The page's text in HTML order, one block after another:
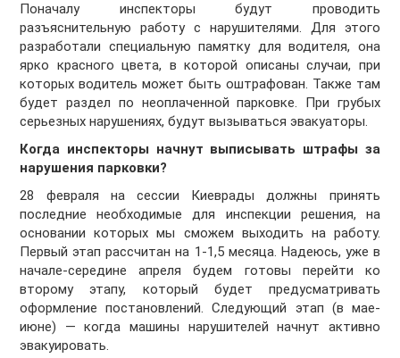
Поначалу инспекторы будут проводить
разъяснительную работу с нарушителями. Для этого
разработали специальную памятку для водителя, она
ярко красного цвета, в которой описаны случаи, при
которых водитель может быть оштрафован. Также там
будет раздел по неоплаченной парковке. При грубых
серьезных нарушениях, будут вызываться эвакуаторы.
Когда инспекторы начнут выписывать штрафы за
нарушения парковки?
28 февраля на сессии Киеврады должны принять
последние необходимые для инспекции решения, на
основании которых мы сможем выходить на работу.
Первый этап рассчитан на 1-1,5 месяца. Надеюсь, уже в
начале-середине апреля будем готовы перейти ко
второму этапу, который будет предусматривать
оформление постановлений. Следующий этап (в мае-
июне) — когда машины нарушителей начнут активно
эвакуировать.